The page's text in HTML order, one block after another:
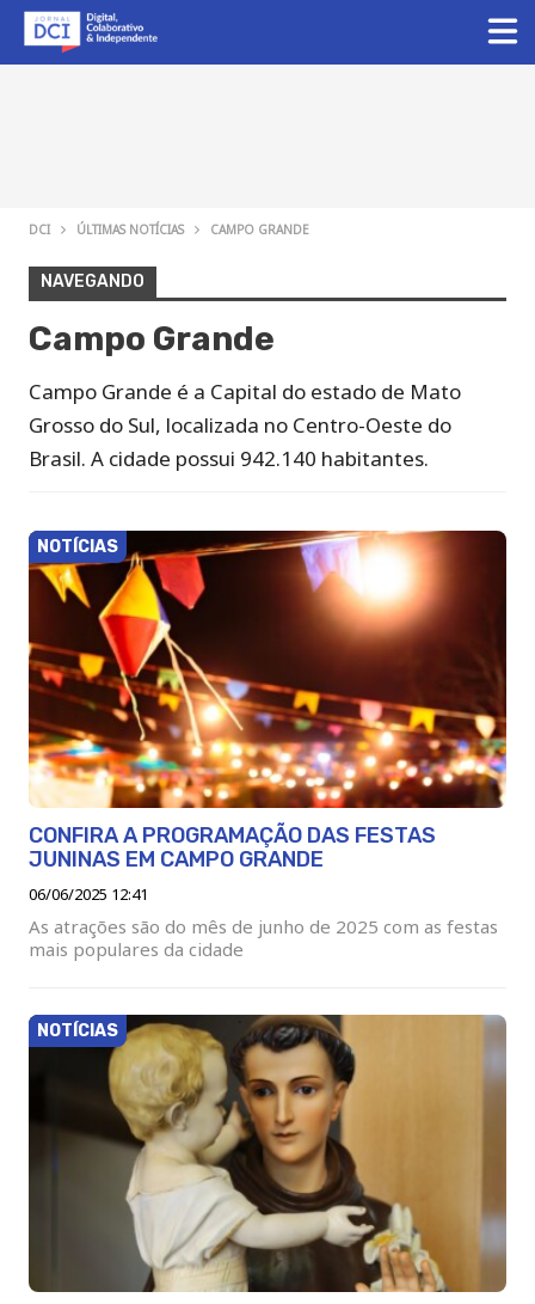
DCI ÚLTIMAS NOTÍCIAS CAMPO GRANDE
NAVEGANDO
Campo Grande
Campo Grande é a Capital do estado de Mato
Grosso do Sul, localizada no Centro-Oeste do
Brasil. A cidade possui 942.140 habitantes.
NOTÍCIAS
CONFIRA A PROGRAMAÇÃO DAS FESTAS
JUNINAS EM CAMPO GRANDE
06/06/2025 12:41
As atrações são do mês de junho de 2025 com as festas
mais populares da cidade
NOTÍCIAS